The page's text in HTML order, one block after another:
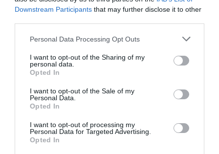
Downstream Participants that may further disclose it to other
Personal Data Processing Opt Outs
I want to opt-out of the Sharing of my
personal data.
Opted In
I want to opt-out of the Sale of my
Personal Data.
Opted In
I want to opt-out of processing my
Personal Data for Targeted Advertising.
Opted In
Τοποθεσία:
Πινακοθήκη Δήμου Αθηναίων - Κτίριο Β, Λεωνίδου &
Μυλλέρου, Πλ. Αυδή, Μεταξουργείο
Πινακοθήκη Δήμου Αθηναίων
Είσοδος ελεύθερη
Τηλ: 210 5202420 |opanda.gr